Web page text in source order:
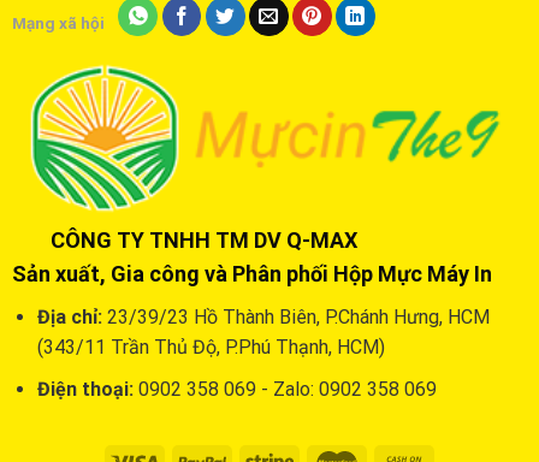
Mạng xã hội
CÔNG TY TNHH TM DV Q-MAX
Sản xuất, Gia công và Phân phối Hộp Mực Máy In
Địa chỉ: 23/39/23 Hồ Thành Biên, P.Chánh Hưng, HCM
(343/11 Trần Thủ Độ, P.Phú Thạnh, HCM)
Điện thoại: 0902 358 069 - Zalo: 0902 358 069